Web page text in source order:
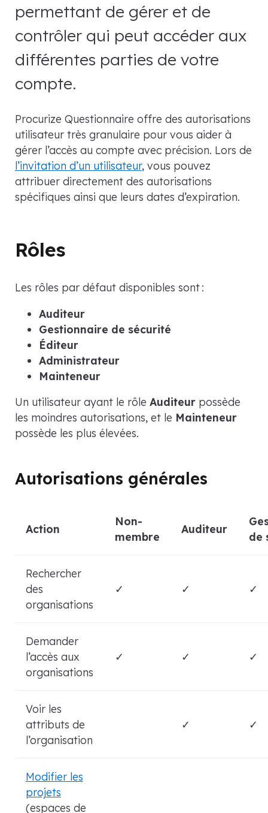
permettant de gérer et de
contrôler qui peut accéder aux
différentes parties de votre
compte.
Procurize Questionnaire offre des autorisations
utilisateur très granulaire pour vous aider à
gérer l’accès au compte avec précision. Lors de
l’invitation d’un utilisateur, vous pouvez
attribuer directement des autorisations
spécifiques ainsi que leurs dates d’expiration.
Rôles
Les rôles par défaut disponibles sont :
Auditeur
Gestionnaire de sécurité
Éditeur
Administrateur
Mainteneur
Un utilisateur ayant le rôle Auditeur possède
les moindres autorisations, et le Mainteneur
possède les plus élevées.
Autorisations générales
Action
Non-
membre
Auditeur
de
Rechercher
des
organisations
✓ ✓ ✓
Demander
l’accès aux
organisations
✓ ✓ ✓
Voir les
attributs de
l’organisation
✓ ✓
Modifier les
projets
(espaces de